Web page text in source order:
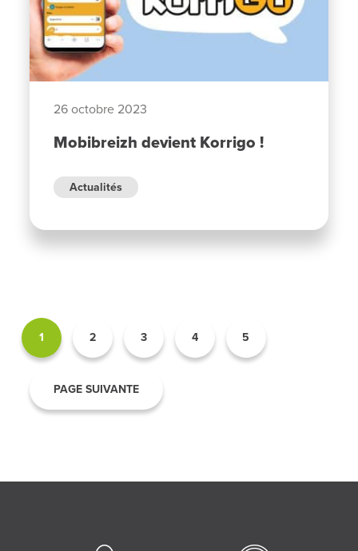
26 octobre 2023
Mobibreizh devient Korrigo !
Actualités
1 2 3 4 5
PAGE SUIVANTE